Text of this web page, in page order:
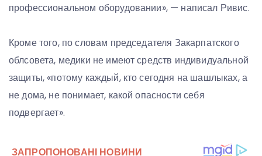
профессиональном оборудовании», — написал Ривис.
Кроме того, по словам председателя Закарпатского
облсовета, медики не имеют средств индивидуальной
защиты, «потому каждый, кто сегодня на шашлыках, а
не дома, не понимает, какой опасности себя
подвергает».